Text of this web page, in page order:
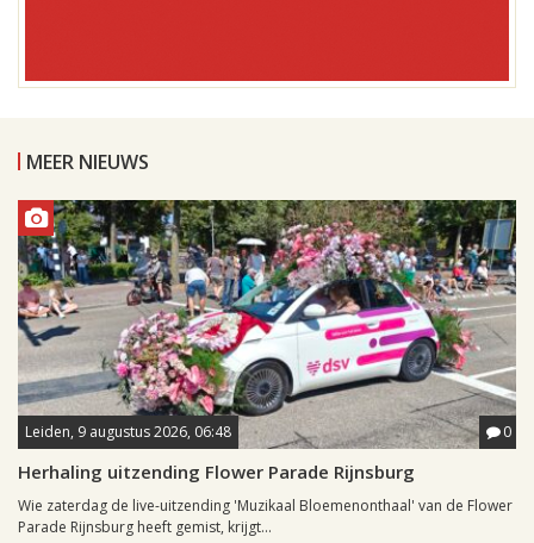
MEER NIEUWS
Leiden, 9 augustus 2026, 06:48 0
Herhaling uitzending Flower Parade Rijnsburg
Wie zaterdag de live-uitzending 'Muzikaal Bloemenonthaal' van de Flower
Parade Rijnsburg heeft gemist, krijgt...